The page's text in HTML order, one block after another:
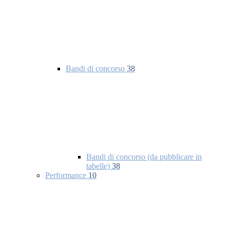
Bandi di concorso 38
Bandi di concorso (da pubblicare in
tabelle) 38
Performance 10